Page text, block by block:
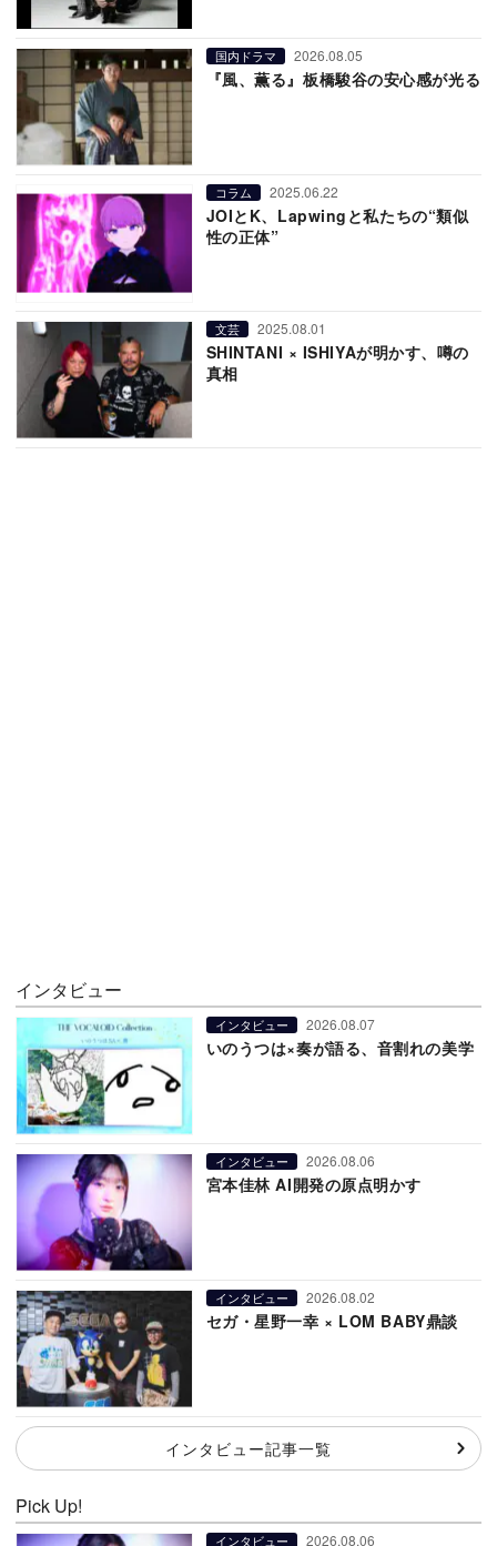
国内ドラマ 2026.08.05
『風、薫る』板橋駿谷の安心感が光る
コラム 2025.06.22
JOIとK、Lapwingと私たちの“類似
性の正体”
文芸 2025.08.01
SHINTANI × ISHIYAが明かす、噂の
真相
インタビュー
インタビュー 2026.08.07
いのうつは×奏が語る、音割れの美学
インタビュー 2026.08.06
宮本佳林 AI開発の原点明かす
インタビュー 2026.08.02
セガ・星野一幸 × LOM BABY鼎談
インタビュー記事一覧
Pick Up!
インタビュー 2026.08.06